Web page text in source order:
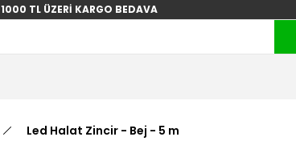
1000 TL ÜZERİ KARGO BEDAVA
Led Halat Zincir - Bej - 5 m